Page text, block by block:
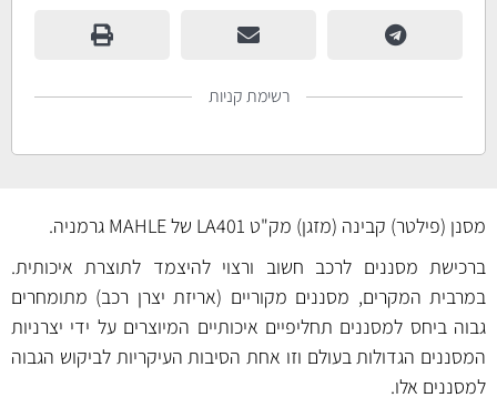
רשימת קניות
מסנן (פילטר) קבינה (מזגן) מק"ט LA401 של MAHLE גרמניה.
ברכישת מסננים לרכב חשוב ורצוי להיצמד לתוצרת איכותית.
במרבית המקרים, מסננים מקוריים (אריזת יצרן רכב) מתומחרים
גבוה ביחס למסננים תחליפיים איכותיים המיוצרים על ידי יצרניות
המסננים הגדולות בעולם וזו אחת הסיבות העיקריות לביקוש הגבוה
למסננים אלו.